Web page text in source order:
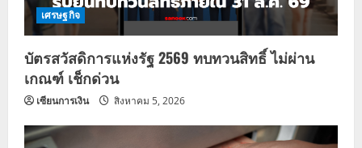
เศรษฐกิจ
บัตรสวัสดิการแห่งรัฐ 2569 ทบทวนสิทธิ์ ไม่ผ่าน
เกณฑ์ เช็กด่วน
เซียนการเงิน สิงหาคม 5, 2026